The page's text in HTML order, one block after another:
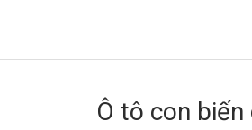
Ô tô con